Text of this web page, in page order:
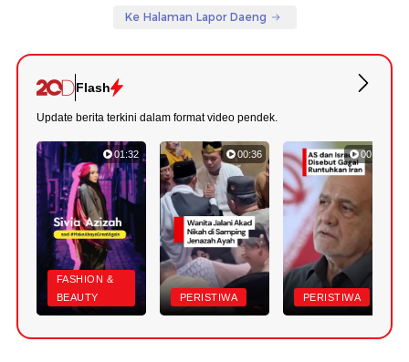
Ke Halaman Lapor Daeng
Flash
Update berita terkini dalam format video pendek.
01:32
FASHION &
BEAUTY
00:36
PERISTIWA
00:52
PERISTIWA